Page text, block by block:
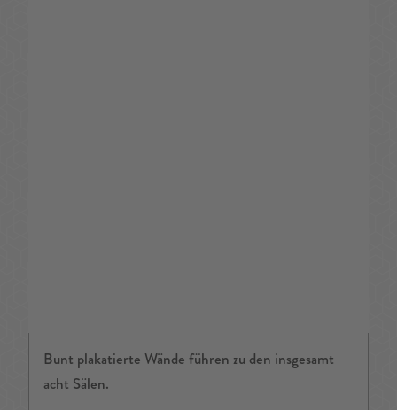
Bunt plakatierte Wände führen zu den insgesamt
acht Sälen.